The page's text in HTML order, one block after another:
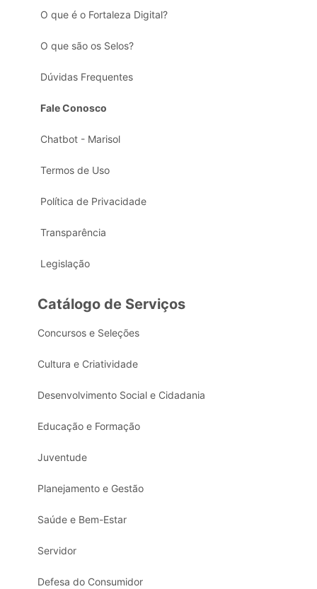
O que é o Fortaleza Digital?
O que são os Selos?
Dúvidas Frequentes
Fale Conosco
Chatbot - Marisol
Termos de Uso
Política de Privacidade
Transparência
Legislação
Catálogo de Serviços
Concursos e Seleções
Cultura e Criatividade
Desenvolvimento Social e Cidadania
Educação e Formação
Juventude
Planejamento e Gestão
Saúde e Bem-Estar
Servidor
Defesa do Consumidor